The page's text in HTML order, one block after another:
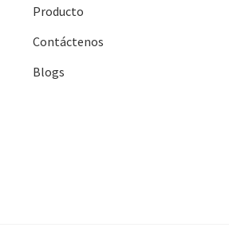
Producto
Contáctenos
Blogs